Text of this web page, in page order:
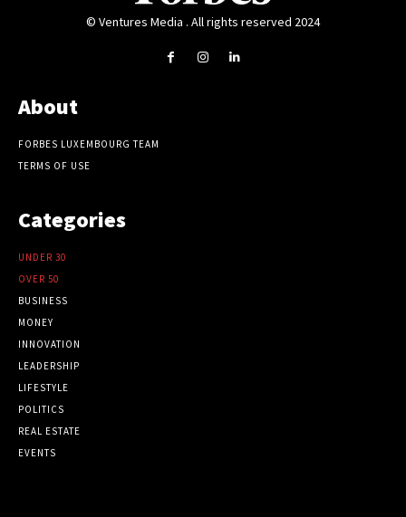
© Ventures Media . All rights reserved 2024
About
FORBES LUXEMBOURG TEAM
TERMS OF USE
Categories
UNDER 30
OVER 50
BUSINESS
MONEY
INNOVATION
LEADERSHIP
LIFESTYLE
POLITICS
REAL ESTATE
EVENTS